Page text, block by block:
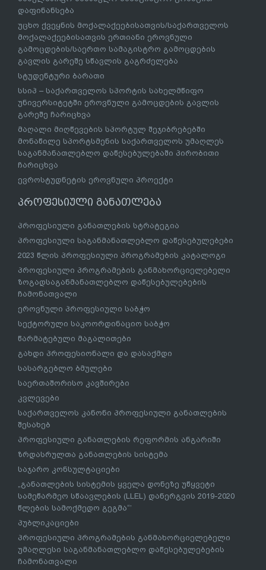
დაფინანსება
უცხო ქვეყნის მოქალაქეებისათვის/საქართველოს
მოქალაქეებისათვის ერთიანი ეროვნული
გამოცდების/საერთო სამაგისტრო გამოცდების
გავლის გარეშე სწავლის გაგრძელება
სტუდენტური ბარათი
სსიპ – საქართველოს სპორტის სახელმწიფო
უნივერსიტეტში ეროვნული გამოცდების გავლის
გარეშე ჩარიცხვა
მაღალი მიღწევების სპორტულ შეჯიბრებებში
მონაწილე სპორტსმენის საქართველოს უმაღლეს
საგანმანათლებლო დაწესებულებაში პირობითი
ჩარიცხვა
ევროსტუდნეტის ეროვნული პროექტი
პროფესიული განათლება
პროფესიული განათლების სტრატეგია
პროფესიული საგანმანათლებლო დაწესებულებები
2023 წლის პროფესიული პროგრამების კატალოგი
პროფესიული პროგრამების განმახორციელებელი
ზოგადსაგანმანათლებლო დაწესებულებების
ჩამონათვალი
ეროვნული პროფესიული საბჭო
სექტორული საკოორდინაციო საბჭო
წარმატებული მაგალითები
გახდი პროფესიონალი და დასაქმდი
სასარგებლო ბმულები
საერთაშორისო კავშირები
კვლევები
საქართველოს კანონი პროფესიული განათლების
შესახებ
პროფესიული განათლების რეფორმის ანგარიში
ზრდასრულთა განათლების სისტემა
საჯარო კონსულტაციები
„განათლების სისტემის ყველა დონეზე უწყვეტი
სამეწარმეო სწაავლების (LLEL) დანერგვის 2019-2020
წლების სამოქმედო გეგმა“’
პუბლიკაციები
პროფესიული პროგრამების განმახორციელებელი
უმაღლესი საგანმანათლებლო დაწესებულებების
ჩამონათვალი